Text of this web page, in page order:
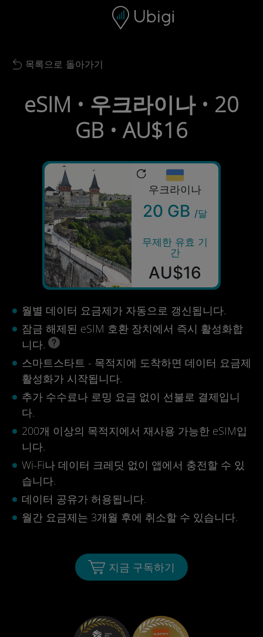
내비게이션 바 하단
Back to list
목록으로 돌아가기
eSIM • 우크라이나 • 20
GB • AU$16
우크라이나
20 GB /달
무제한 유효 기
간
AU$16
월별 데이터 요금제가 자동으로 갱신됩니다.
잠금 해제된 eSIM 호환 장치에서 즉시 활성화합
니다.
스마트스타트 - 목적지에 도착하면 데이터 요금제
활성화가 시작됩니다.
추가 수수료나 로밍 요금 없이 선불로 결제입니
다.
200개 이상의 목적지에서 재사용 가능한 eSIM입
니다.
Wi-Fi나 데이터 크레딧 없이 앱에서 충전할 수 있
습니다.
데이터 공유가 허용됩니다.
월간 요금제는 3개월 후에 취소할 수 있습니다.
지금 구독하기